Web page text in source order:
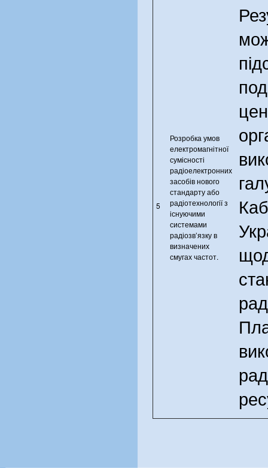
5
Розробка умов
електромагнітної
сумісності
радіоелектронних
засобів нового
стандарту або
радіотехнології з
існуючими
системами
радіозв’язку в
визначених
смугах частот.